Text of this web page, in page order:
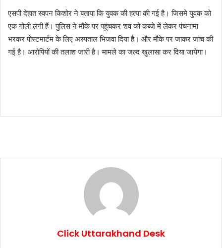
एसपी देहात स्वपन किशोर ने बताया कि युवक की हत्या की गई है। जिसमे युवक को
एक गोली लगी हैं। पुलिस ने मौके पर पहुंचकर शव को कब्जे में लेकर पंचनामा
भरकर पोस्टमार्टम के लिए अस्पताल भिजवा दिया है। और मौके पर जाकर जांच की
गई है। आरोपियों की तलाश जारी है। मामले का जल्द खुलासा कर दिया जायेगा।
Click Uttarakhand Desk